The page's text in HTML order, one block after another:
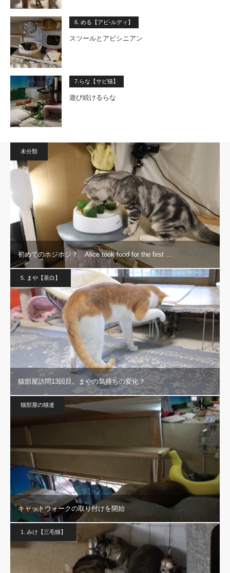
6. める【アビ-ルディ】
スツールとアビシニアン
7.らな【サビ猫】
遊び続けるらな
未分類
初めてのホジホジ？ Alice took food for the first …
5. まや【茶白】
猫部屋訪問13回目。まやの気持ちの変化？
猫部屋の猫達
キャットウォークの取り付けを開始
1. みけ【三毛猫】